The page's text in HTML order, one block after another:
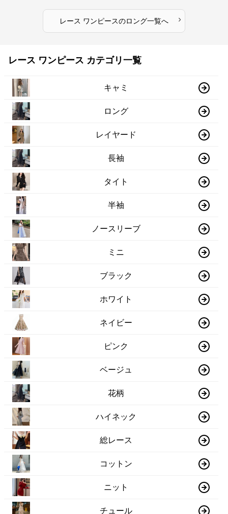
レース ワンピースのロング一覧へ ›
レース ワンピース カテゴリ一覧
キャミ
ロング
レイヤード
長袖
タイト
半袖
ノースリーブ
ミニ
ブラック
ホワイト
ネイビー
ピンク
ベージュ
花柄
ハイネック
総レース
コットン
ニット
チュール